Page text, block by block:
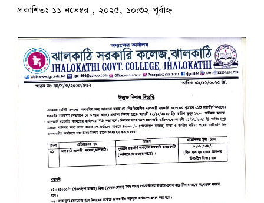
প্রকাশিতঃ ১১ নভেম্বর , ২০২৫, ১০:৩২ পূর্বাহ্ন